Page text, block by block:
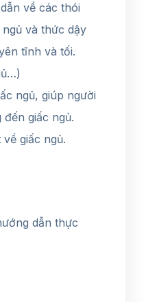
về các thói
và thức dậy
tĩnh và tối.
ngủ, giúp người
giấc ngủ.
giấc ngủ.
dẫn thực